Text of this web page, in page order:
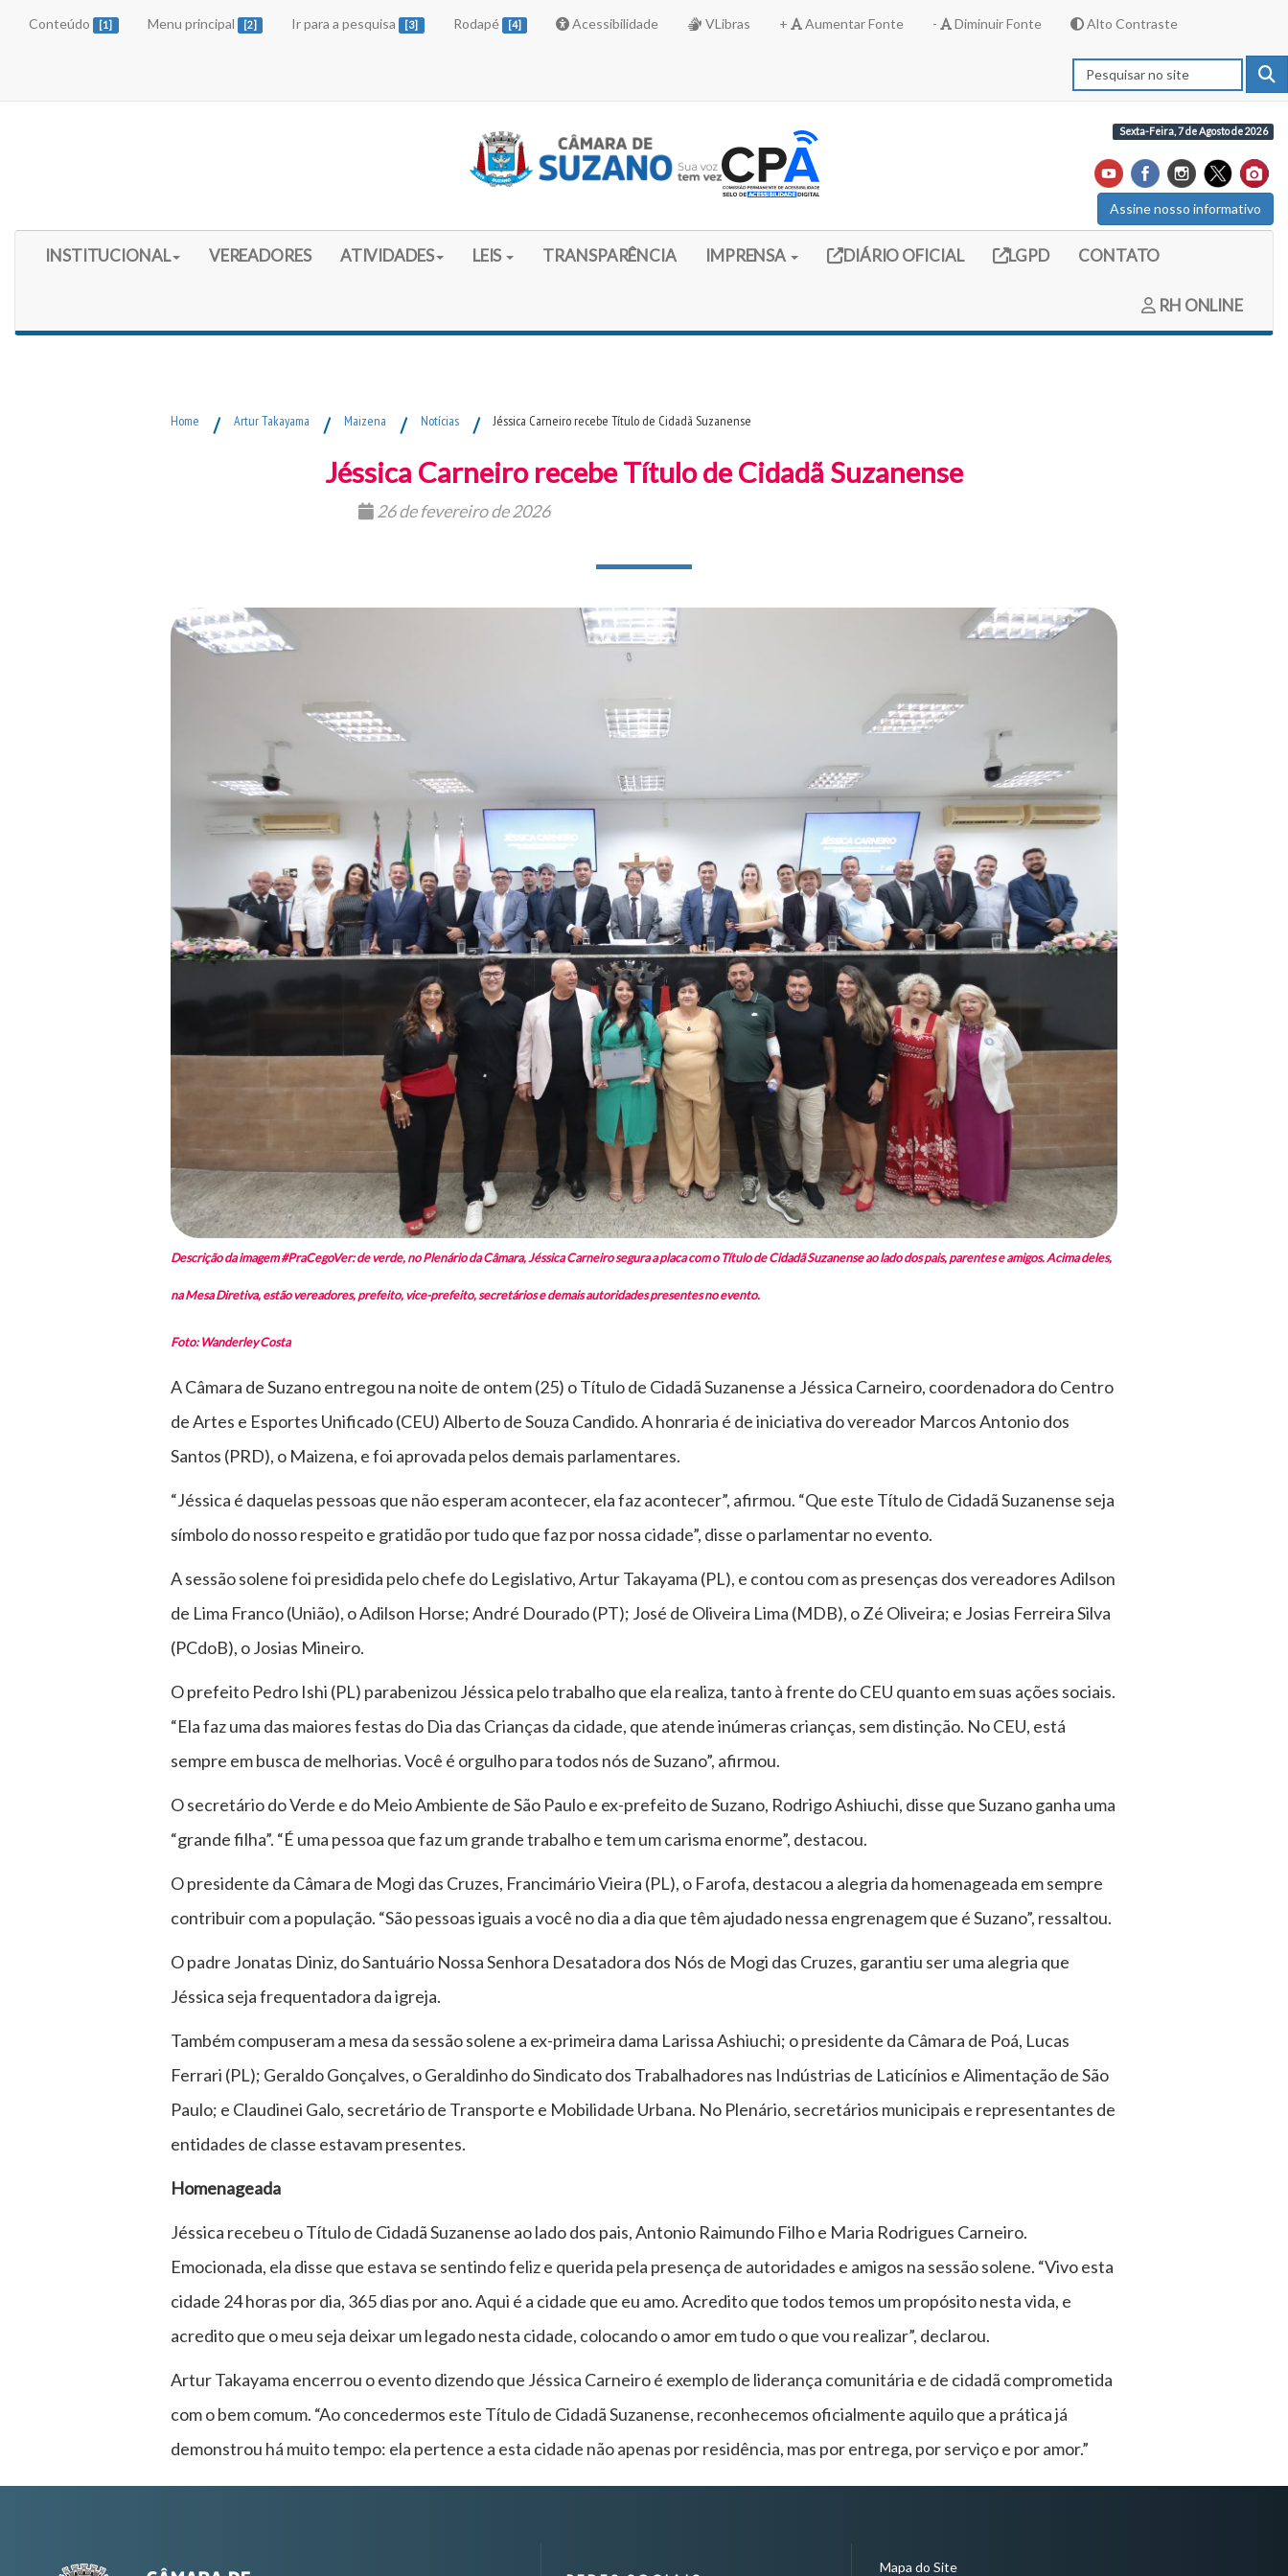
Conteúdo [1] Menu principal [2] Ir para a pesquisa [3] Rodapé [4] Acessibilidade VLibras + Aumentar Fonte - Diminuir Fonte Alto Contraste
Sexta-Feira, 7 de Agosto de 2026
Assine nosso informativo
Início do Menu Principal
INSTITUCIONAL VEREADORES ATIVIDADES LEIS TRANSPARÊNCIA IMPRENSA Link externo (site do diario oficial do legislativo)
DIÁRIO OFICIAL Link externo (site com informações LGPD)
LGPD CONTATO
RH ONLINE
Home / Artur Takayama / Maizena / Notícias / Jéssica Carneiro recebe Título de Cidadã Suzanense
Jéssica Carneiro recebe Título de Cidadã Suzanense
26 de fevereiro de 2026
Descrição da imagem #PraCegoVer: de verde, no Plenário da Câmara, Jéssica Carneiro segura a placa com o Título de Cidadã Suzanense ao lado dos pais, parentes e amigos. Acima deles,
na Mesa Diretiva, estão vereadores, prefeito, vice-prefeito, secretários e demais autoridades presentes no evento.
Foto: Wanderley Costa
A Câmara de Suzano entregou na noite de ontem (25) o Título de Cidadã Suzanense a Jéssica Carneiro, coordenadora do Centro
de Artes e Esportes Unificado (CEU) Alberto de Souza Candido. A honraria é de iniciativa do vereador Marcos Antonio dos
Santos (PRD), o Maizena, e foi aprovada pelos demais parlamentares.
“Jéssica é daquelas pessoas que não esperam acontecer, ela faz acontecer”, afirmou. “Que este Título de Cidadã Suzanense seja
símbolo do nosso respeito e gratidão por tudo que faz por nossa cidade”, disse o parlamentar no evento.
A sessão solene foi presidida pelo chefe do Legislativo, Artur Takayama (PL), e contou com as presenças dos vereadores Adilson
de Lima Franco (União), o Adilson Horse; André Dourado (PT); José de Oliveira Lima (MDB), o Zé Oliveira; e Josias Ferreira Silva
(PCdoB), o Josias Mineiro.
O prefeito Pedro Ishi (PL) parabenizou Jéssica pelo trabalho que ela realiza, tanto à frente do CEU quanto em suas ações sociais.
“Ela faz uma das maiores festas do Dia das Crianças da cidade, que atende inúmeras crianças, sem distinção. No CEU, está
sempre em busca de melhorias. Você é orgulho para todos nós de Suzano”, afirmou.
O secretário do Verde e do Meio Ambiente de São Paulo e ex-prefeito de Suzano, Rodrigo Ashiuchi, disse que Suzano ganha uma
“grande filha”. “É uma pessoa que faz um grande trabalho e tem um carisma enorme”, destacou.
O presidente da Câmara de Mogi das Cruzes, Francimário Vieira (PL), o Farofa, destacou a alegria da homenageada em sempre
contribuir com a população. “São pessoas iguais a você no dia a dia que têm ajudado nessa engrenagem que é Suzano”, ressaltou.
O padre Jonatas Diniz, do Santuário Nossa Senhora Desatadora dos Nós de Mogi das Cruzes, garantiu ser uma alegria que
Jéssica seja frequentadora da igreja.
Também compuseram a mesa da sessão solene a ex-primeira dama Larissa Ashiuchi; o presidente da Câmara de Poá, Lucas
Ferrari (PL); Geraldo Gonçalves, o Geraldinho do Sindicato dos Trabalhadores nas Indústrias de Laticínios e Alimentação de São
Paulo; e Claudinei Galo, secretário de Transporte e Mobilidade Urbana. No Plenário, secretários municipais e representantes de
entidades de classe estavam presentes.
Homenageada
Jéssica recebeu o Título de Cidadã Suzanense ao lado dos pais, Antonio Raimundo Filho e Maria Rodrigues Carneiro.
Emocionada, ela disse que estava se sentindo feliz e querida pela presença de autoridades e amigos na sessão solene. “Vivo esta
cidade 24 horas por dia, 365 dias por ano. Aqui é a cidade que eu amo. Acredito que todos temos um propósito nesta vida, e
acredito que o meu seja deixar um legado nesta cidade, colocando o amor em tudo o que vou realizar”, declarou.
Artur Takayama encerrou o evento dizendo que Jéssica Carneiro é exemplo de liderança comunitária e de cidadã comprometida
com o bem comum. “Ao concedermos este Título de Cidadã Suzanense, reconhecemos oficialmente aquilo que a prática já
demonstrou há muito tempo: ela pertence a esta cidade não apenas por residência, mas por entrega, por serviço e por amor.”
Mapa do Site